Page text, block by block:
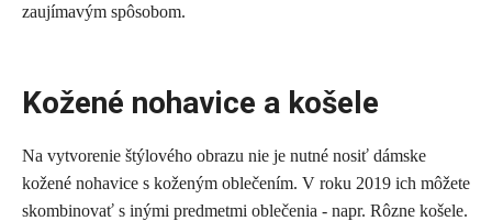
zaujímavým spôsobom.
Kožené nohavice a košele
Na vytvorenie štýlového obrazu nie je nutné nosiť dámske
kožené nohavice s koženým oblečením. V roku 2019 ich môžete
skombinovať s inými predmetmi oblečenia - napr. Rôzne košele.